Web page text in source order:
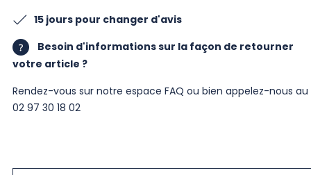
15 jours pour changer d'avis
Besoin d'informations sur la façon de retourner
votre article ?
Rendez-vous sur notre espace FAQ ou bien appelez-nous au
02 97 30 18 02